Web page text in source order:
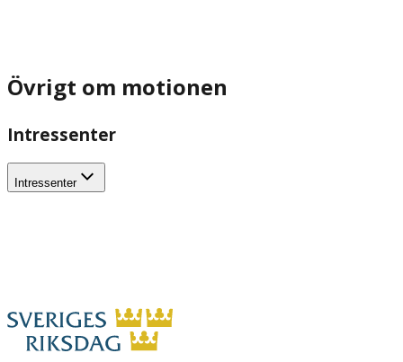
Övrigt om motionen
Intressenter
Intressenter